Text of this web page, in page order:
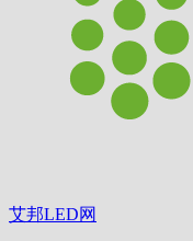
艾邦LED网